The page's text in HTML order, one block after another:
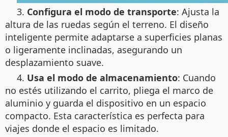
3. Configura el modo de transporte: Ajusta la
altura de las ruedas según el terreno. El diseño
inteligente permite adaptarse a superficies planas
o ligeramente inclinadas, asegurando un
desplazamiento suave.
4. Usa el modo de almacenamiento: Cuando
no estés utilizando el carrito, pliega el marco de
aluminio y guarda el dispositivo en un espacio
compacto. Esta característica es perfecta para
viajes donde el espacio es limitado.